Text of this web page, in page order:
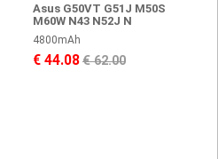
Asus G50VT G51J M50S
M60W N43 N52J N
4800mAh
€ 44.08€ 62.00